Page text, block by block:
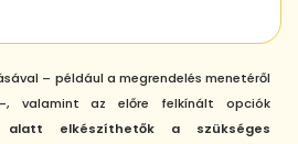
– például a megrendelés menetéről
valamint az előre felkínált opciók
alatt elkészíthetők a szükséges